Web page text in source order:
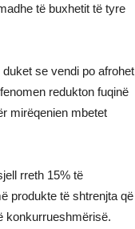
të buxhetit të tyre
se vendi po afrohet
redukton fuqinë
mirëqenien mbetet
rreth 15% të
produkte të shtrenjta që
konkurrueshmërisë.